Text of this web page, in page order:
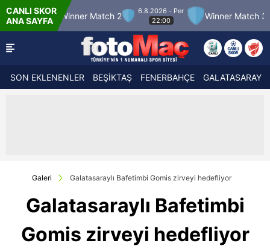
CANLI SKOR
ANA SAYFA
Match 2
6.8.2026 - Per
22:00
Winner Match 3 Boluspor
SON EKLENENLER BEŞİKTAŞ FENERBAHÇE GALATASARAY
Galeri Galatasaraylı Bafetimbi Gomis zirveyi hedefliyor
Galatasaraylı Bafetimbi
Gomis zirveyi hedefliyor